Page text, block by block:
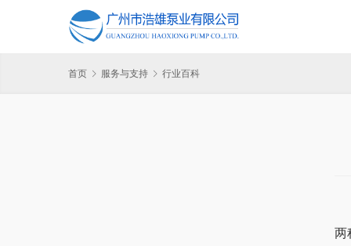
首页 服务与支持 行业百科
两